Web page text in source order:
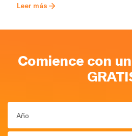
Leer más
Comience con
Año